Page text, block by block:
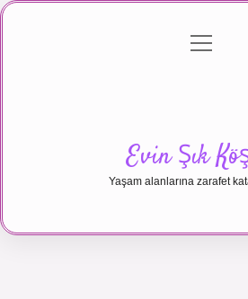
Gizlilik Politikası
menüyü
Evin Şık
Yaşam alanlarına zarafet